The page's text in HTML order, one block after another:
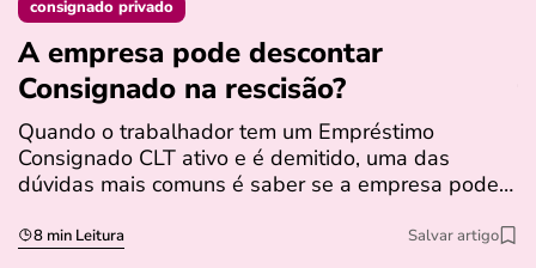
consignado privado
A empresa pode descontar
Consignado na rescisão​?
Quando o trabalhador tem um Empréstimo
Consignado CLT ativo e é demitido, uma das
dúvidas mais comuns é saber se a empresa pode…
8 min Leitura Salvar artigo